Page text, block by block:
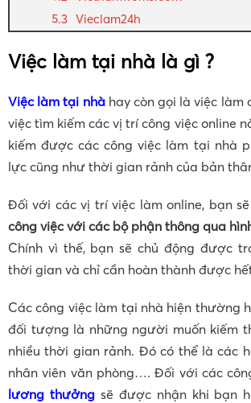
Vieclam24h
Việc làm tại nhà là gì ?
Việc làm tại nhàhay còn gọi là việc làm
việc tìm kiếm các vị trí công việc online
kiếm được các công việc làm tại nhà
lực cũng như thời gian rảnh của bản
Đối với các vị trí việc làm online, bạn sẽ
công việc với các bộ phận thông qua
Chính vì thế, bạn sẽ chủ động được
thời gian và chỉ cần hoàn thành được
Các công việc làm tại nhà hiện thường
đối tượng là những người muốn kiếm
nhiều thời gian rảnh. Đó có thể là các
nhân viên văn phòng…. Đối với các
lương thưởngsẽ được nhận khi bạn